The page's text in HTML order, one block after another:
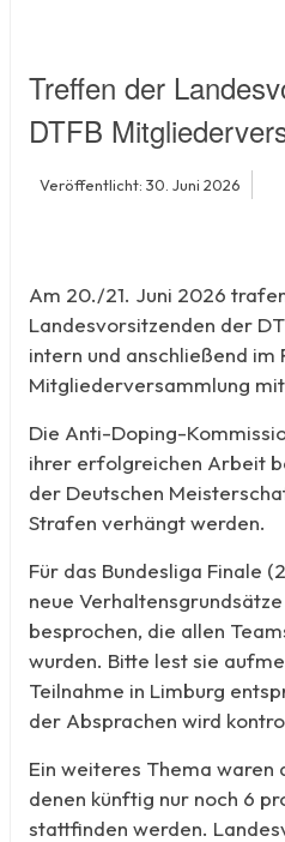
Treffen der
DTFB
Veröffentlicht: 30. Juni 2026
Am 20./21. Juni 2026
Landesvorsitzenden der
intern und anschließend im
Mitgliederversammlung
Die Anti-Doping-
ihrer erfolgreichen Arbeit
der Deutschen
Strafen verhängt werden.
Für das Bundesliga Finale
neue
besprochen, die allen
wurden. Bitte lest sie
Teilnahme in Limburg
der Absprachen wird
Ein weiteres Thema waren
denen künftig nur noch 6
stattfinden werden.